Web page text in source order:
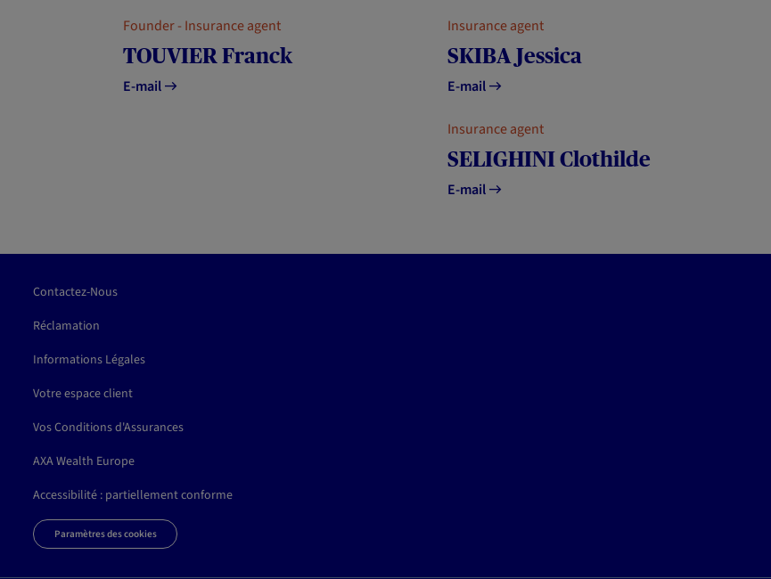
Founder - Insurance agent
TOUVIER Franck
E-mail
Insurance agent
SKIBA Jessica
E-mail
Insurance agent
SELIGHINI Clothilde
E-mail
Contactez-Nous
Réclamation
Informations Légales
Votre espace client
Vos Conditions d'Assurances
AXA Wealth Europe
Accessibilité : partiellement conforme
Paramètres des cookies